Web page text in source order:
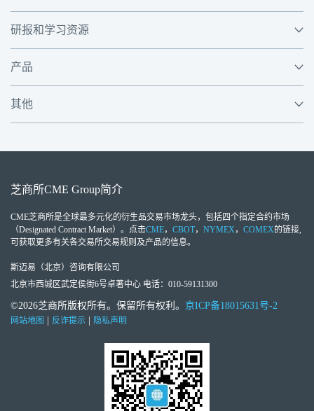
研报和学习资源
产品
其他
芝商所CME Group简介
CME芝商所是全球最多元化的衍生品交易市场龙头，包括四个指定合约市场
（Designated Contract Market）。点击CME， CBOT， NYMEX， COMEX的链接,
可获取更多有关各交易所交易规则及产品的信息。
斯迈易（北京）咨询有限公司
北京市西城区武定侯街6号卓著中心 电话：010-59131300
©2026芝商所版权所有。保留所有权利。 京ICP备18015631号-2
网站地图 反诈提示 隐私声明